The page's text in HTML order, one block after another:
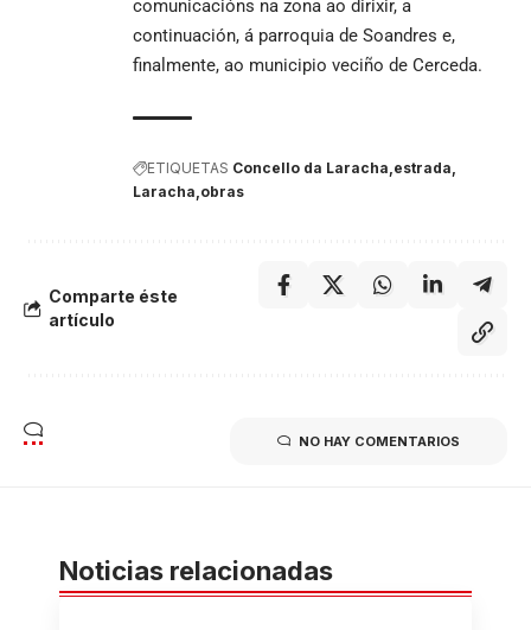
comunicacións na zona ao dirixir, a
continuación, á parroquia de Soandres e,
finalmente, ao municipio veciño de Cerceda.
ETIQUETAS Concello da Laracha estrada
Laracha obras
Comparte éste
artículo
NO HAY COMENTARIOS
Noticias relacionadas